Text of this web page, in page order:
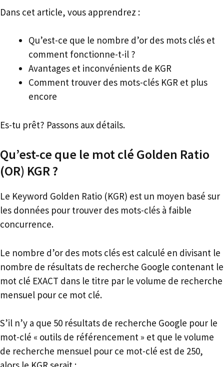
Dans cet article, vous apprendrez :
Qu’est-ce que le nombre d’or des mots clés et
comment fonctionne-t-il ?
Avantages et inconvénients de KGR
Comment trouver des mots-clés KGR et plus
encore
Es-tu prêt? Passons aux détails.
Qu’est-ce que le mot clé Golden Ratio
(OR) KGR ?
Le Keyword Golden Ratio (KGR) est un moyen basé sur
les données pour trouver des mots-clés à faible
concurrence.
Le nombre d’or des mots clés est calculé en divisant le
nombre de résultats de recherche Google contenant le
mot clé EXACT dans le titre par le volume de recherche
mensuel pour ce mot clé.
S’il n’y a que 50 résultats de recherche Google pour le
mot-clé « outils de référencement » et que le volume
de recherche mensuel pour ce mot-clé est de 250,